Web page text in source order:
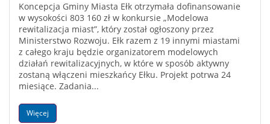
Koncepcja Gminy Miasta Ełk otrzymała dofinansowanie
w wysokości 803 160 zł w konkursie „Modelowa
rewitalizacja miast”, który został ogłoszony przez
Ministerstwo Rozwoju. Ełk razem z 19 innymi miastami
z całego kraju będzie organizatorem modelowych
działań rewitalizacyjnych, w które w sposób aktywny
zostaną włączeni mieszkańcy Ełku. Projekt potrwa 24
miesiące. Zadania...
Więcej